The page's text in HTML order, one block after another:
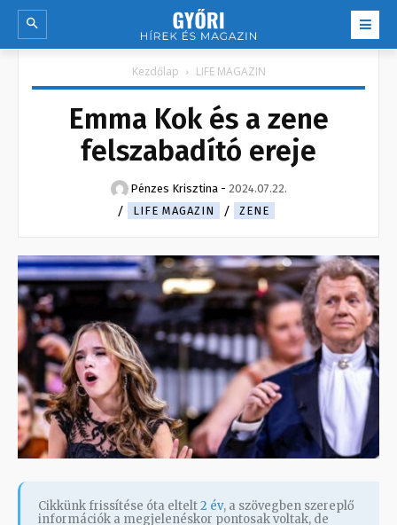
Kezdőlap LIFE MAGAZIN
Emma Kok és a zene
felszabadító ereje
Pénzes Krisztina - 2024.07.22.
LIFE MAGAZIN
ZENE
Cikkünk frissítése óta eltelt2 év, a szövegben szereplő
információk a megjelenéskor pontosak voltak, de